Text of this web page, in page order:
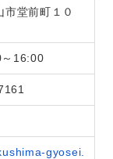
市堂前町１０
16:00
gyosei.